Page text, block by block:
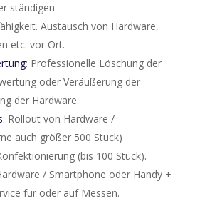
ständigen
Austausch von Hardware,
etc. vor Ort.
: Professionelle Löschung der
oder Veräußerung der
der Hardware.
: Rollout von Hardware /
auch größer 500 Stück)
(bis 100 Stück).
/ Smartphone oder Handy +
für oder auf Messen.